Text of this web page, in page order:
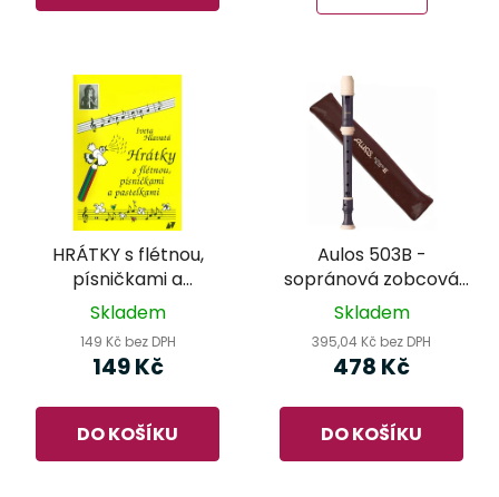
HRÁTKY s flétnou,
písničkami a
pastelkami - Iveta
Skladem
149 Kč bez DPH
149 Kč
DO KOŠÍKU
Aulos 503B -
sopránová zobcová
flétna
Skladem
395,04 Kč bez DPH
478 Kč
DO KOŠÍKU